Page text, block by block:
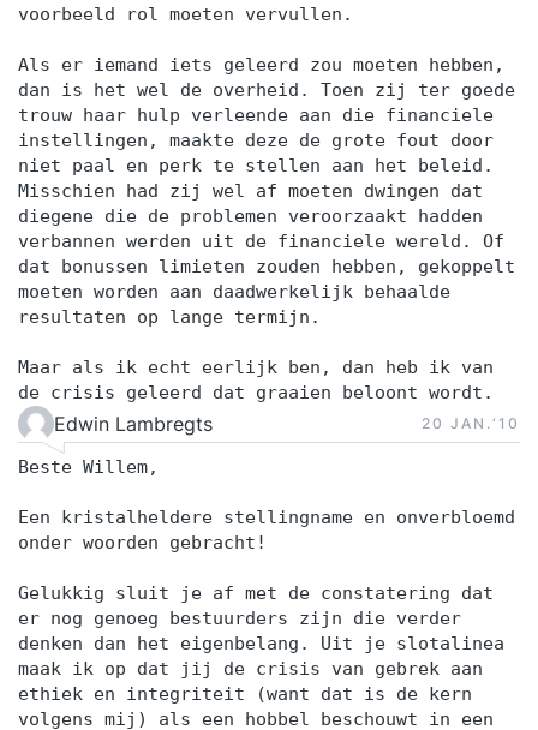
voorbeeld rol moeten vervullen.
Als er iemand iets geleerd zou moeten hebben,
dan is het wel de overheid. Toen zij ter goede
trouw haar hulp verleende aan die financiele
instellingen, maakte deze de grote fout door
niet paal en perk te stellen aan het beleid.
Misschien had zij wel af moeten dwingen dat
diegene die de problemen veroorzaakt hadden
verbannen werden uit de financiele wereld. Of
dat bonussen limieten zouden hebben, gekoppelt
moeten worden aan daadwerkelijk behaalde
resultaten op lange termijn.
Maar als ik echt eerlijk ben, dan heb ik van
de crisis geleerd dat graaien beloont wordt.
Edwin Lambregts 20 JAN.‘10
Beste Willem,
Een kristalheldere stellingname en onverbloemd
onder woorden gebracht!
Gelukkig sluit je af met de constatering dat
er nog genoeg bestuurders zijn die verder
denken dan het eigenbelang. Uit je slotalinea
maak ik op dat jij de crisis van gebrek aan
ethiek en integriteit (want dat is de kern
volgens mij) als een hobbel beschouwt in een